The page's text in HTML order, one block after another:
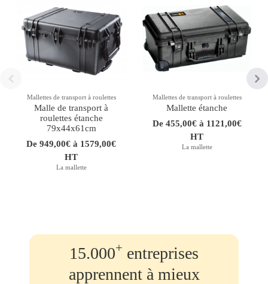
Mallettes de transport à roulettes
Malle de transport à
roulettes étanche
79x44x61cm
De 949,00€ à 1579,00€
HT
La mallette
Mallettes de transport à roulettes
Mallette étanche
De 455,00€ à 1121,00€
HT
La mallette
15.000+ entreprises
apprennent à mieux